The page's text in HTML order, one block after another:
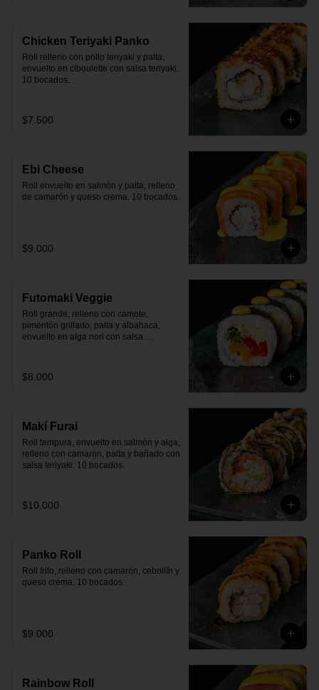
Chicken Teriyaki Panko
Roll relleno con pollo teriyaki y palta,
envuelto en ciboulette con salsa teriyaki.
10 bocados.
$7.500
Ebi Cheese
Roll envuelto en salmón y palta, relleno
de camarón y queso crema. 10 bocados.
$9.000
Futomaki Veggie
Roll grande, relleno con camote,
pimentón grillado, palta y albahaca,
envuelto en alga nori con salsa
$8.000
Makí Furai
Roll tempura, envuelto en salmón y alga,
relleno con camarón, palta y bañado con
salsa teriyaki. 10 bocados.
$10.000
Panko Roll
Roll frito, relleno con camarón, cebollín y
queso crema. 10 bocados.
$9.000
Rainbow Roll